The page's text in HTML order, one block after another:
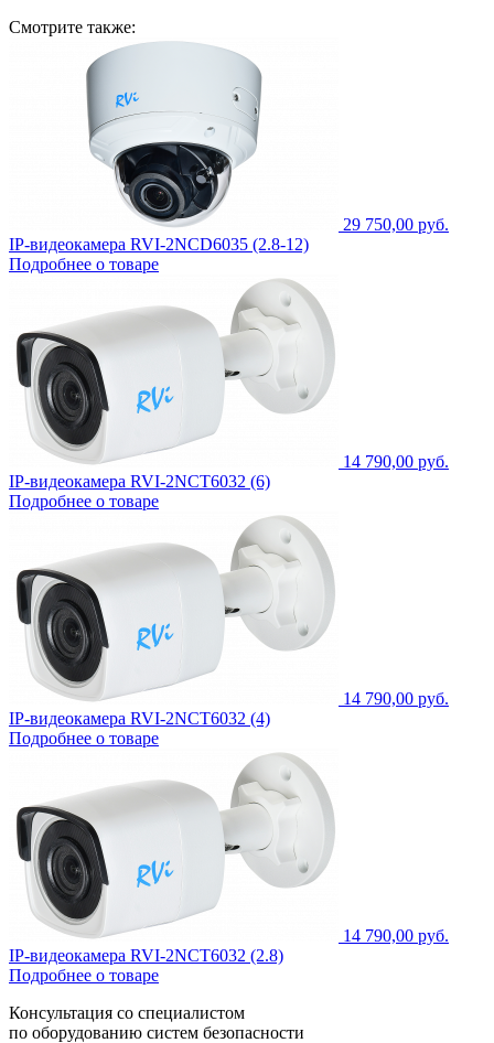
Смотрите также:
29 750,00 руб.
IP-видеокамера RVI-2NCD6035 (2.8-12)
Подробнее о товаре
14 790,00 руб.
IP-видеокамера RVI-2NCT6032 (6)
Подробнее о товаре
14 790,00 руб.
IP-видеокамера RVI-2NCT6032 (4)
Подробнее о товаре
14 790,00 руб.
IP-видеокамера RVI-2NCT6032 (2.8)
Подробнее о товаре
Консультация со специалистом
по оборудованию систем безопасности